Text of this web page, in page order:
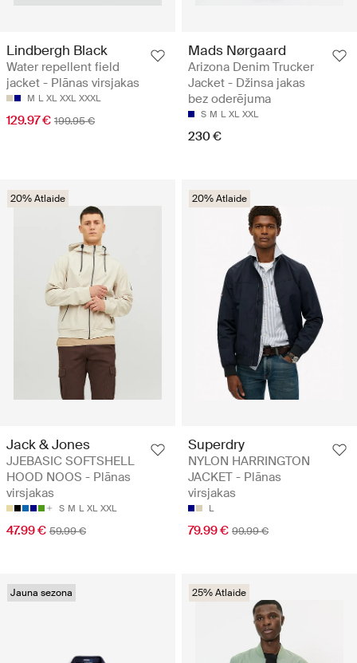
Lindbergh Black
Water repellent field
jacket - Plānas virsjakas
M L XL XXL XXXL
129.97 € 199.95 €
Mads Nørgaard
Arizona Denim Trucker
Jacket - Džinsa jakas
bez oderējuma
S M L XL XXL
230 €
20% Atlaide
Jack & Jones
JJEBASIC SOFTSHELL
HOOD NOOS - Plānas
virsjakas
S M L XL XXL
47.99 € 59.99 €
20% Atlaide
Superdry
NYLON HARRINGTON
JACKET - Plānas
virsjakas
L
79.99 € 99.99 €
Jauna sezona 25% Atlaide